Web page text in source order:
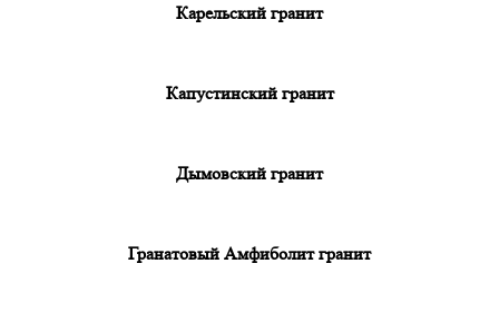
Карельский гранит
Капустинский гранит
Дымовский гранит
Гранатовый Амфиболит гранит